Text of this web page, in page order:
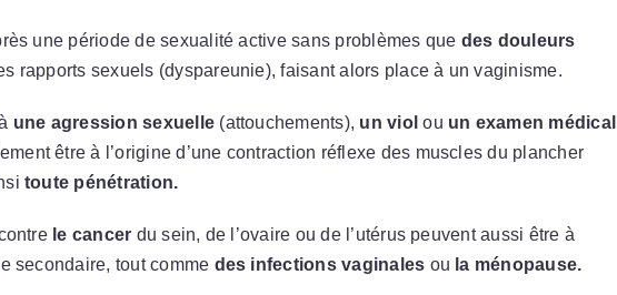
une période de sexualité active sans problèmes que des douleurs
rapports sexuels (dyspareunie), faisant alors place à un vaginisme.
une agression sexuelle (attouchements), un viol ou un examen médical
être à l’origine d’une contraction réflexe des muscles du plancher
toute pénétration.
le cancer du sein, de l’ovaire ou de l’utérus peuvent aussi être à
secondaire, tout comme des infections vaginales ou la ménopause.